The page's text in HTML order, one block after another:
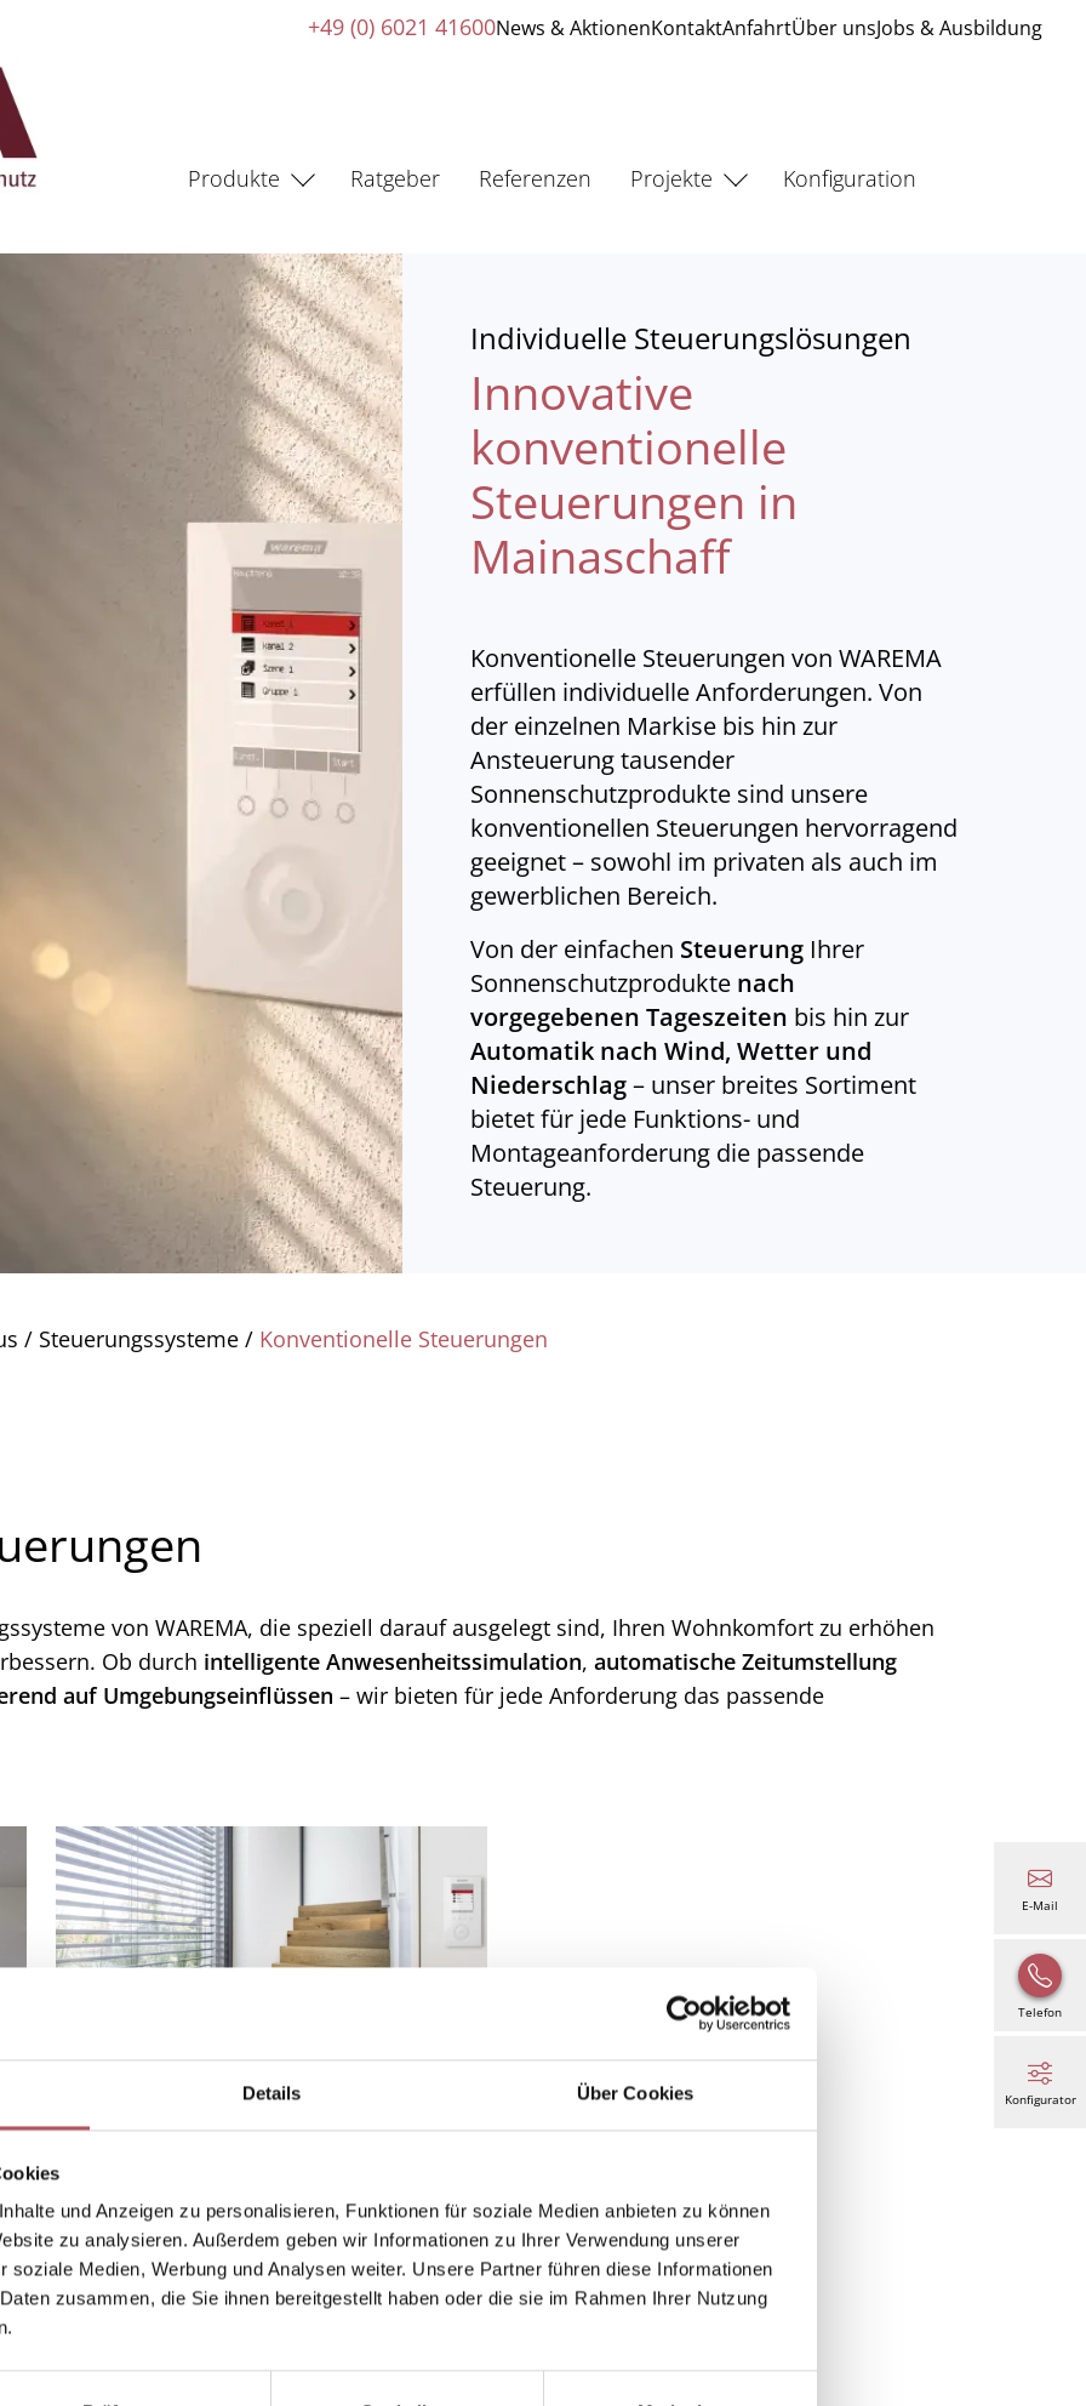
Details Über Cookies
und Anzeigen zu personalisieren, Funktionen für soziale Medien anbieten zu können
zu analysieren. Außerdem geben wir Informationen zu Ihrer Verwendung unserer
soziale Medien, Werbung und Analysen weiter. Unsere Partner führen diese Informationen
zusammen, die Sie ihnen bereitgestellt haben oder die sie im Rahmen Ihrer Nutzung
+49 (0) 6021 41600News & AktionenKontaktAnfahrtÜber unsJobs & Ausbildung
Produkte
Ratgeber Referenzen Projekte Konfiguration
/ Steuerungssysteme / Konventionelle Steuerungen
Individuelle Steuerungslösungen
Innovative
konventionelle
Steuerungen in
Mainaschaff
Konventionelle Steuerungen von WAREMA
erfüllen individuelle Anforderungen. Von
der einzelnen Markise bis hin zur
Ansteuerung tausender
Sonnenschutzprodukte sind unsere
konventionellen Steuerungen hervorragend
geeignet – sowohl im privaten als auch im
gewerblichen Bereich.
Von der einfachen SteuerungIhrer
Sonnenschutzprodukte nach
vorgegebenen Tageszeiten bis hin zur
Automatik nach Wind, Wetter und
Niederschlag– unser breites Sortiment
bietet für jede Funktions- und
Montageanforderung die passende
Steuerung.
von WAREMA, die speziell darauf ausgelegt sind, Ihren Wohnkomfort zu erhöhen
Ob durch intelligente Anwesenheitssimulation, automatische Zeitumstellung
auf Umgebungseinflüssen – wir bieten für jede Anforderung das passende
schnelle Inbetriebnahme dank
Quickstart-Menü
vier Szenen für individuelle
Wohlfühlatmosphäre
Gerät
E-Mail
Telefon
Konfigurator